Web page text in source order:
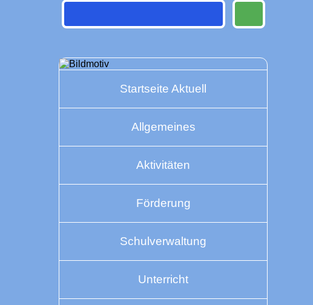
Startseite Aktuell
Allgemeines
Aktivitäten
Förderung
Schulverwaltung
Unterricht